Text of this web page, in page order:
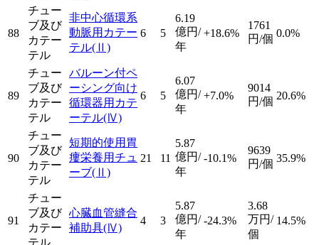
88
チュー
ブ及び
カテー
テル
非中心循環系
動脈用カテー
テル(Ⅱ)
6 5
6.19
億円/
年
+18.6%
1761
円/個 0.0%
89
チュー
ブ及び
カテー
テル
バルーン付ペ
ーシング向け
循環器用カテ
ーテル(Ⅳ)
6 5
6.07
億円/
年
+7.0%
9014
円/個 20.6%
90
チュー
ブ及び
カテー
テル
短期的使用胃
瘻栄養用チュ
ーブ(Ⅱ)
21 11
5.87
億円/
年
-10.1%
9639
円/個 35.9%
91
チュー
ブ及び
カテー
心臓血管縫合
補助具(Ⅳ)
4 3
5.87
億円/
年
-24.3%
3.68
万円/
個
14.5%